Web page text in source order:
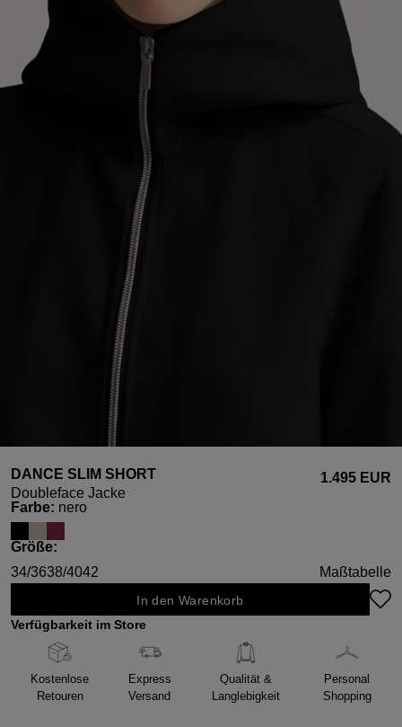
DANCE SLIM SHORT
Doubleface Jacke
1.495 EUR
Farbeauswählen
: nero
Größeauswählen
:
34/3638/4042 Maßtabelle
In den Warenkorb
Verfügbarkeit im Store
Kostenlose
Retouren
Express
Versand
Qualität &
Langlebigkeit
Personal
Shopping